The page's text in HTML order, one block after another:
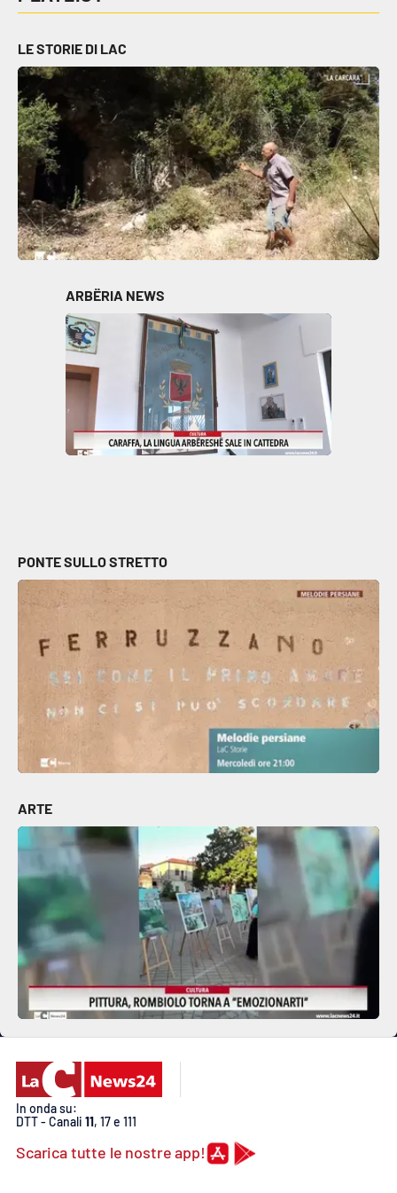
Economia e Lavoro
Politica
Sanità
Società
Sport
RUBRICHE
Good Morning Vietnam
Parchi Marini Calabria
Leggendo Alvaro insieme
Venti di comunicazione
STREAMING
LaC TV
EDIZIONI
LOCALI
Catanzaro
Crotone
Vibo Valentia
Reggio Calabria
Cosenza
Lamezia Terme
LE STORIE DI LAC
ARBËRIA NEWS
PONTE SULLO STRETTO
ARTE
In onda su:
DTT - Canali 11, 17 e 111
Scarica tutte le nostre app!